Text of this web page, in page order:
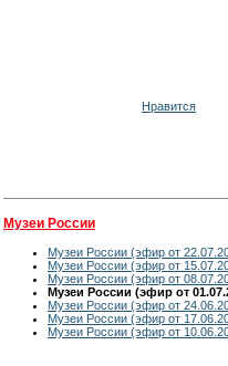
Нравится
Музеи России
Музеи России (эфир от
Музеи России (эфир от
Музеи России (эфир от
Музеи России (эфир от
Музеи России (эфир от
Музеи России (эфир от
Музеи России (эфир от